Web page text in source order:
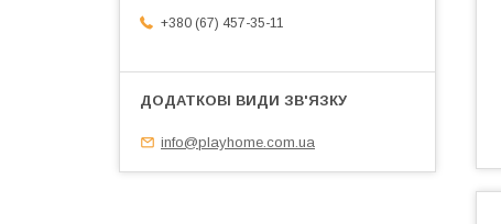
+380 (67) 457-35-11
info@playhome.com.ua